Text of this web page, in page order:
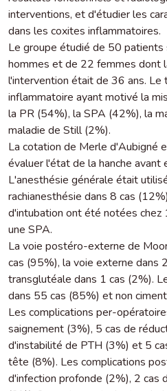
interventions, et d'étudier les
dans les coxites inflammatoires.
Le groupe étudié de 50
hommes et de 22 femmes dont
l'intervention était de 36 ans. Le
inflammatoire ayant motivé la
la PR (54%), la SPA (42%), la
maladie de Still (2%).
La cotation de Merle d'Aubigné
évaluer l'état de la hanche avant
L'anesthésie générale était
rachianesthésie dans 8 cas
d'intubation ont été notées
une SPA.
La voie postéro-externe de
cas (95%), la voie externe dans
transglutéale dans 1 cas (2%).
dans 55 cas (85%) et non
Les complications per-
saignement (3%), 5 cas de
d'instabilité de PTH (3%) et 5
tête (8%). Les complications
d'infection profonde (2%), 2 cas